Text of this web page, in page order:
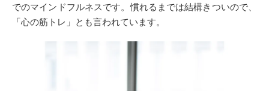
でのマインドフルネスです。慣れるまでは結構きついので、
「心の筋トレ」とも言われています。